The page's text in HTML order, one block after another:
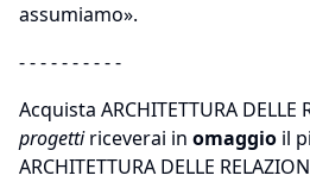
assumiamo».
- - - - - - - - - -
Acquista ARCHITETTURA DELLE
progettiriceverai in omaggio il
ARCHITETTURA DELLE